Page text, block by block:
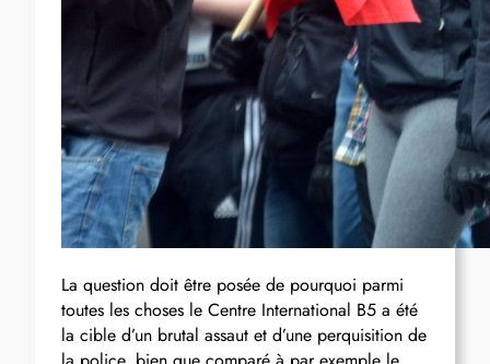
La question doit être posée de pourquoi parmi
toutes les choses le Centre International B5 a été
la cible d’un brutal assaut et d’une perquisition de